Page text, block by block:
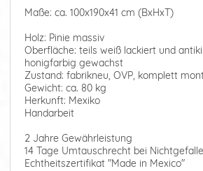
Maße: ca. 100x190x41 cm (BxHxT)
Holz: Pinie massiv
Oberfläche: teils weiß lackiert und
honigfarbig gewachst
Zustand: fabrikneu, OVP, komplett
Gewicht: ca. 80 kg
Herkunft: Mexiko
Handarbeit
2 Jahre Gewährleistung
14 Tage Umtauschrecht bei
Echtheitszertifikat "Made in Mexico"